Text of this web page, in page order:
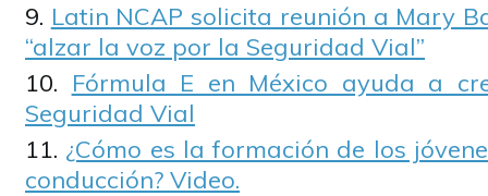
Latin NCAP solicita reunión a Mary
“alzar la voz por la Seguridad Vial”
Fórmula E en México ayuda a
Seguridad Vial
¿Cómo es la formación de los
conducción? Video.